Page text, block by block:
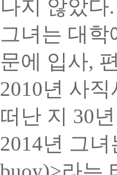
나지 않았다.
그녀는 대학
문에 입사,
2010년 사
떠난 지 30
2014년 그